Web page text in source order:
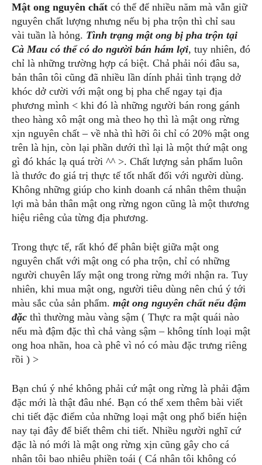
Mật ong nguyên chất có thể để nhiều năm mà vẫn giữ
nguyên chất lượng nhưng nếu bị pha trộn thì chỉ sau
vài tuần là hỏng. Tình trạng mật ong bị pha trộn tại
Cà Mau có thể có do người bán hám lợi, tuy nhiên, đó
chỉ là những trường hợp cá biệt. Chả phải nói đâu sa,
bản thân tôi cũng đã nhiều lần dính phải tình trạng dở
khóc dở cười với mật ong bị pha chế ngay tại địa
phương mình < khi đó là những người bán rong gánh
theo hàng xô mật ong mà theo họ thì là mật ong rừng
xịn nguyên chất – về nhà thì hỡi ôi chỉ có 20% mật ong
trên là hịn, còn lại phần dưới thì lại là một thứ mật ong
gì đó khác lạ quá trời ^^ >. Chất lượng sản phẩm luôn
là thước đo giá trị thực tế tốt nhất đối với người dùng.
Không những giúp cho kinh doanh cá nhân thêm thuận
lợi mà bản thân mật ong rừng ngon cũng là một thương
hiệu riêng của từng địa phương.
Trong thực tế, rất khó để phân biệt giữa mật ong
nguyên chất với mật ong có pha trộn, chỉ có những
người chuyên lấy mật ong trong rừng mới nhận ra. Tuy
nhiên, khi mua mật ong, người tiêu dùng nên chú ý tới
màu sắc của sản phẩm. mật ong nguyên chất nếu đậm
đặc thì thường màu vàng sậm ( Thực ra mật quái nào
nếu mà đậm đặc thì chả vàng sậm – không tính loại mật
ong hoa nhãn, hoa cà phê vì nó có màu đặc trưng riêng
rồi ) >
Bạn chú ý nhé không phải cứ mật ong rừng là phải đậm
đặc mới là thật đâu nhé. Bạn có thể xem thêm bài viết
chi tiết đặc điểm của những loại mật ong phổ biến hiện
nay tại đây để biết thêm chi tiết. Nhiều người nghĩ cứ
đặc là nó mới là mật ong rừng xịn cũng gây cho cá
nhân tôi bao nhiêu phiền toái ( Cá nhân tôi không có